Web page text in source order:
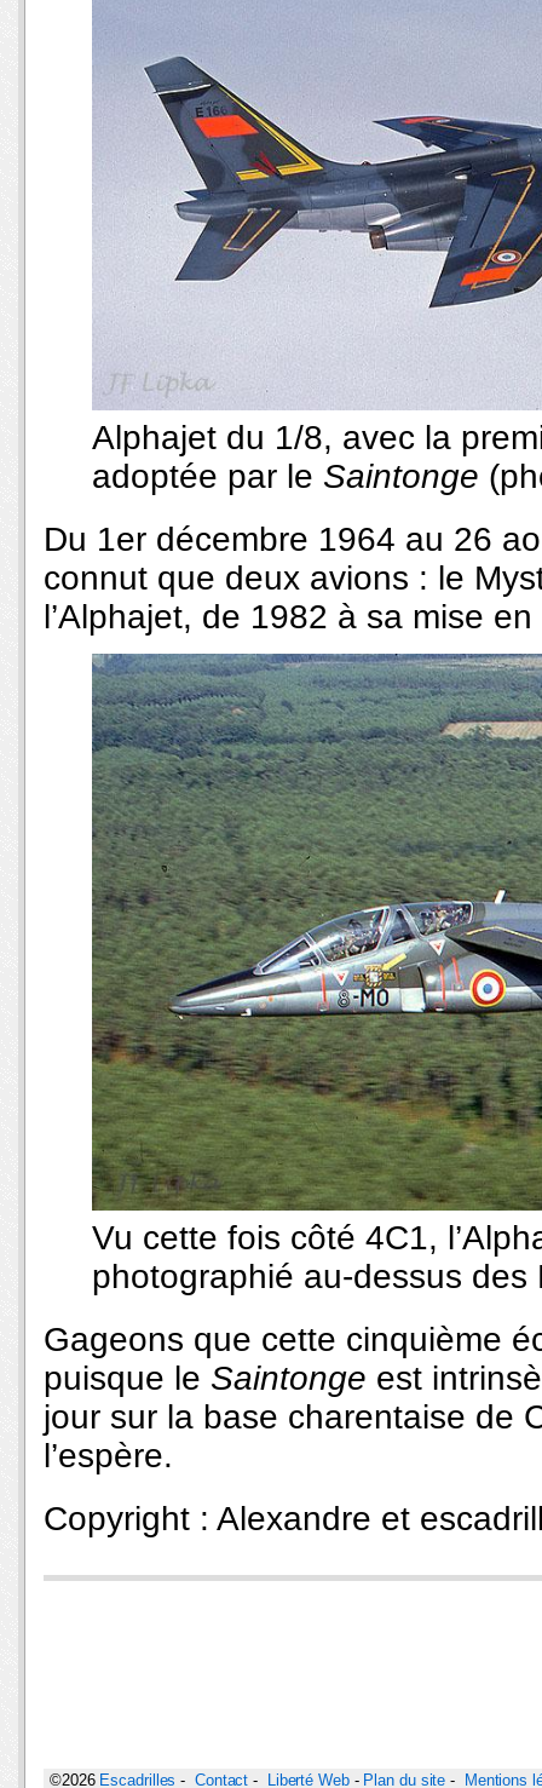
Alphajet du 1/8, avec la
adoptée par le Saintonge
Du 1er décembre 1964 au 26
connut que deux avions : le
l’Alphajet, de 1982 à sa mise
Vu cette fois côté 4C1,
photographié au-dessus des
Gageons que cette cinquième
puisque le Saintonge est
jour sur la base charentaise de
l’espère.
Copyright : Alexandre et
©2026 Escadrilles - Contact - Liberté Web- Plan du site - Mentions